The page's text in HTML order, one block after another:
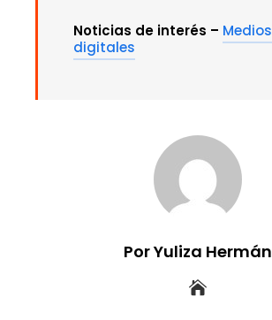
Noticias de interés – Medios
digitales
Por Yuliza Hermán